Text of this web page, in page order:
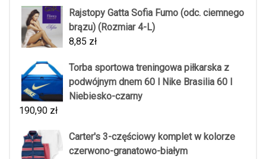
Rajstopy Gatta Sofia Fumo (odc. ciemnego
brązu) (Rozmiar 4-L)
8,85 zł
Torba sportowa treningowa piłkarska z
podwójnym dnem 60 l Nike Brasilia 60 l
Niebiesko-czarny
190,90 zł
Carter's 3-częściowy komplet w kolorze
czerwono-granatowo-białym